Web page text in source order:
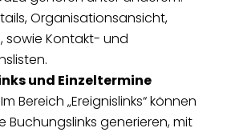
Organisationsansicht,
sowie Kontakt- und
und Einzeltermine
Im Bereich „Ereignislinks“ können
Buchungslinks generieren, mit